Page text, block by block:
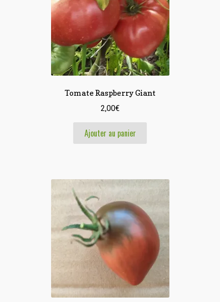
Tomate Raspberry Giant
2,00€
Ajouter au panier